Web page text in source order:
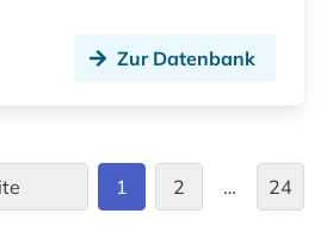
geschichte 1650-1750 (1)
Zur Datenbank
1 2 … 24